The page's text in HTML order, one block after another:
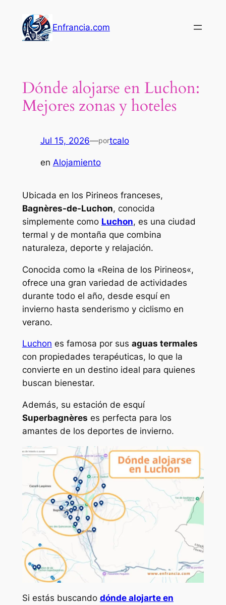
contenido
Enfrancia.com
Dónde alojarse en Luchon:
Mejores zonas y hoteles
Jul 15, 2026—portcalo
en Alojamiento
Ubicada en los Pirineos franceses,
Bagnères-de-Luchon, conocida
simplemente como Luchon, es una ciudad
termal y de montaña que combina
naturaleza, deporte y relajación.
Conocida como la «Reina de los Pirineos«,
ofrece una gran variedad de actividades
durante todo el año, desde esquí en
invierno hasta senderismo y ciclismo en
verano.
Luchon es famosa por sus aguas termales
con propiedades terapéuticas, lo que la
convierte en un destino ideal para quienes
buscan bienestar.
Además, su estación de esquí
Superbagnères es perfecta para los
amantes de los deportes de invierno.
Si estás buscando dónde alojarte en